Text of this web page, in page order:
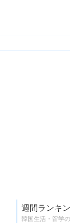
週間ランキ
韓国生活・留学